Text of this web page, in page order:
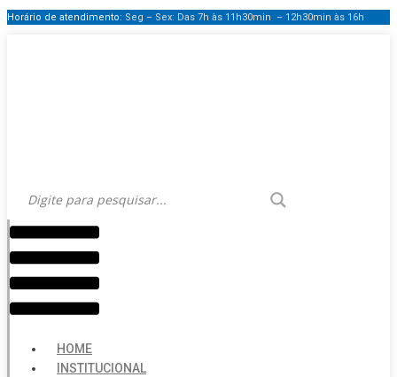
Horário de atendimento: Seg – Sex: Das 7h às 11h30min – 12h30min às 16h
Menu
HOME
INSTITUCIONAL